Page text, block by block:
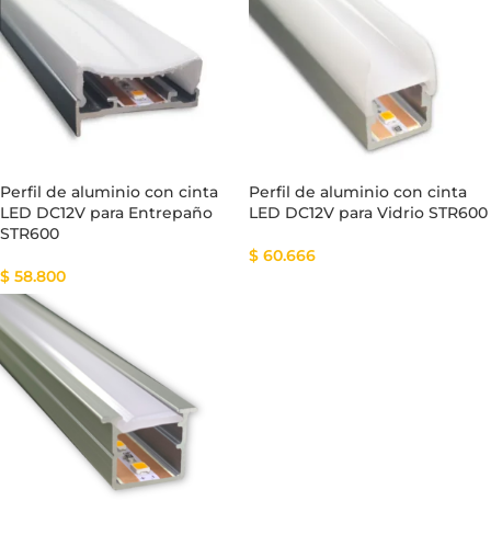
Perfil de aluminio con cinta
LED DC12V para Entrepaño
STR600
$ 58.800
Perfil de aluminio con cinta
LED DC12V para Vidrio STR600
$ 60.666